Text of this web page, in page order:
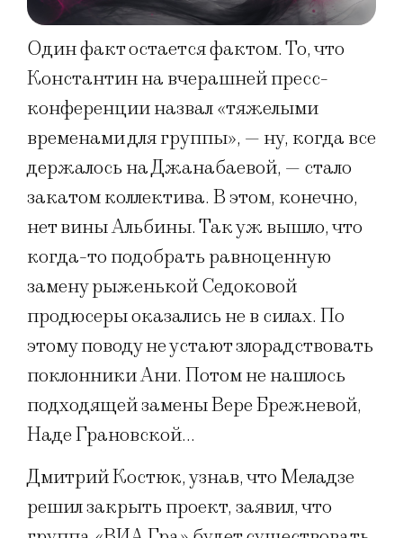
Один факт остается фактом. То, что
Константин на вчерашней пресс-
конференции назвал «тяжелыми
временами для группы», — ну, когда все
держалось на Джанабаевой, — стало
закатом коллектива. В этом, конечно,
нет вины Альбины. Так уж вышло, что
когда-то подобрать равноценную
замену рыженькой Седоковой
продюсеры оказались не в силах. По
этому поводу не устают злорадствовать
поклонники Ани. Потом не нашлось
подходящей замены Вере Брежневой,
Наде Грановской…
Дмитрий Костюк, узнав, что Меладзе
решил закрыть проект, заявил, что